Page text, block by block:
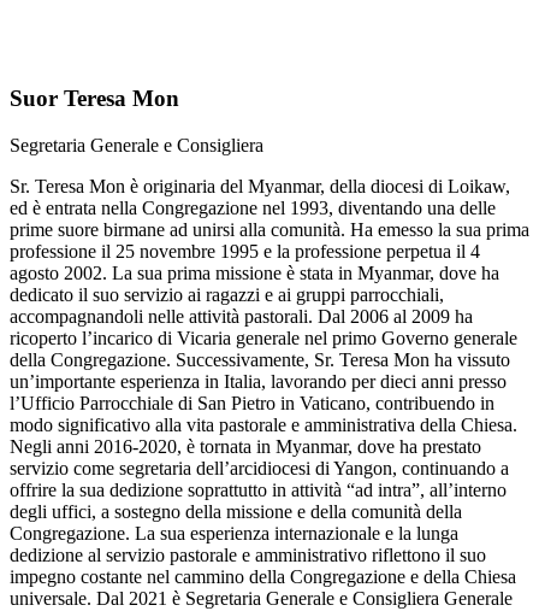
Suor Teresa Mon
Segretaria Generale e Consigliera
Sr. Teresa Mon è originaria del Myanmar, della diocesi di Loikaw,
ed è entrata nella Congregazione nel 1993, diventando una delle
prime suore birmane ad unirsi alla comunità. Ha emesso la sua prima
professione il 25 novembre 1995 e la professione perpetua il 4
agosto 2002. La sua prima missione è stata in Myanmar, dove ha
dedicato il suo servizio ai ragazzi e ai gruppi parrocchiali,
accompagnandoli nelle attività pastorali. Dal 2006 al 2009 ha
ricoperto l’incarico di Vicaria generale nel primo Governo generale
della Congregazione. Successivamente, Sr. Teresa Mon ha vissuto
un’importante esperienza in Italia, lavorando per dieci anni presso
l’Ufficio Parrocchiale di San Pietro in Vaticano, contribuendo in
modo significativo alla vita pastorale e amministrativa della Chiesa.
Negli anni 2016-2020, è tornata in Myanmar, dove ha prestato
servizio come segretaria dell’arcidiocesi di Yangon, continuando a
offrire la sua dedizione soprattutto in attività “ad intra”, all’interno
degli uffici, a sostegno della missione e della comunità della
Congregazione. La sua esperienza internazionale e la lunga
dedizione al servizio pastorale e amministrativo riflettono il suo
impegno costante nel cammino della Congregazione e della Chiesa
universale. Dal 2021 è Segretaria Generale e Consigliera Generale